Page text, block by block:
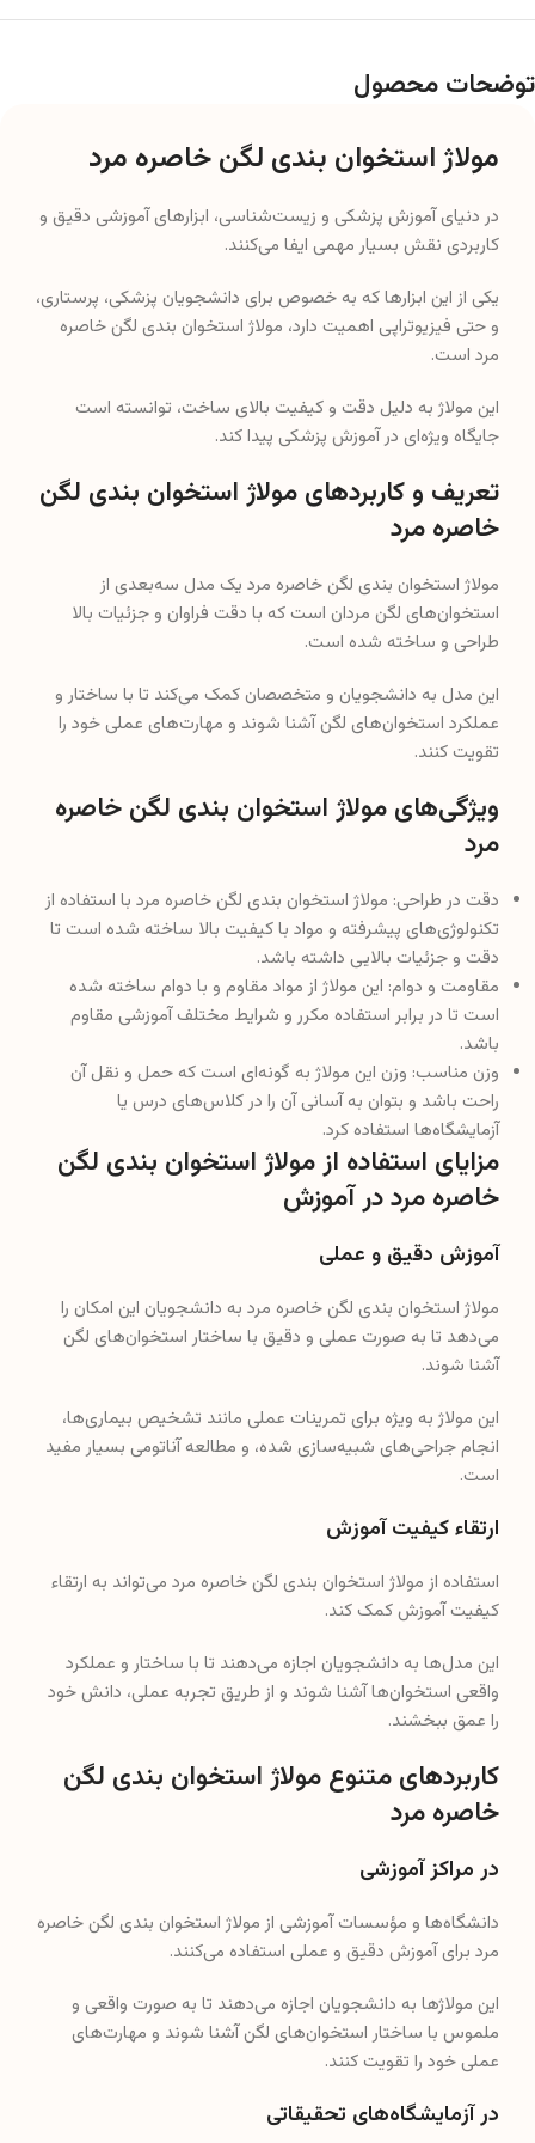
توضحات محصول
مولاژ استخوان بندی لگن خاصره مرد
در دنیای آموزش پزشکی و زیست‌شناسی، ابزارهای آموزشی دقیق و
کاربردی نقش بسیار مهمی ایفا می‌کنند.
یکی از این ابزارها که به خصوص برای دانشجویان پزشکی، پرستاری،
و حتی فیزیوتراپی اهمیت دارد، مولاژ استخوان بندی لگن خاصره
مرد است.
این مولاژ به دلیل دقت و کیفیت بالای ساخت، توانسته است
جایگاه ویژه‌ای در آموزش پزشکی پیدا کند.
تعریف و کاربردهای مولاژ استخوان بندی لگن
خاصره مرد
مولاژ استخوان بندی لگن خاصره مرد یک مدل سه‌بعدی از
استخوان‌های لگن مردان است که با دقت فراوان و جزئیات بالا
طراحی و ساخته شده است.
این مدل به دانشجویان و متخصصان کمک می‌کند تا با ساختار و
عملکرد استخوان‌های لگن آشنا شوند و مهارت‌های عملی خود را
تقویت کنند.
ویژگی‌های مولاژ استخوان بندی لگن خاصره
مرد
دقت در طراحی: مولاژ استخوان بندی لگن خاصره مرد با استفاده از
تکنولوژی‌های پیشرفته و مواد با کیفیت بالا ساخته شده است تا
دقت و جزئیات بالایی داشته باشد.
مقاومت و دوام: این مولاژ از مواد مقاوم و با دوام ساخته شده
است تا در برابر استفاده مکرر و شرایط مختلف آموزشی مقاوم
باشد.
وزن مناسب: وزن این مولاژ به گونه‌ای است که حمل و نقل آن
راحت باشد و بتوان به آسانی آن را در کلاس‌های درس یا
آزمایشگاه‌ها استفاده کرد.
مزایای استفاده از مولاژ استخوان بندی لگن
خاصره مرد در آموزش
آموزش دقیق و عملی
مولاژ استخوان بندی لگن خاصره مرد به دانشجویان این امکان را
می‌دهد تا به صورت عملی و دقیق با ساختار استخوان‌های لگن
آشنا شوند.
این مولاژ به ویژه برای تمرینات عملی مانند تشخیص بیماری‌ها،
انجام جراحی‌های شبیه‌سازی شده، و مطالعه آناتومی بسیار مفید
است.
ارتقاء کیفیت آموزش
استفاده از مولاژ استخوان بندی لگن خاصره مرد می‌تواند به ارتقاء
کیفیت آموزش کمک کند.
این مدل‌ها به دانشجویان اجازه می‌دهند تا با ساختار و عملکرد
واقعی استخوان‌ها آشنا شوند و از طریق تجربه عملی، دانش خود
را عمق ببخشند.
کاربردهای متنوع مولاژ استخوان بندی لگن
خاصره مرد
در مراکز آموزشی
دانشگاه‌ها و مؤسسات آموزشی از مولاژ استخوان بندی لگن خاصره
مرد برای آموزش دقیق و عملی استفاده می‌کنند.
این مولاژها به دانشجویان اجازه می‌دهند تا به صورت واقعی و
ملموس با ساختار استخوان‌های لگن آشنا شوند و مهارت‌های
عملی خود را تقویت کنند.
در آزمایشگاه‌های تحقیقاتی